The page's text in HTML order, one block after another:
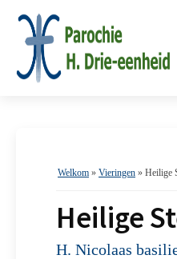
Welkom » Vieringen » Heilige
Heilige
H. Nicolaas